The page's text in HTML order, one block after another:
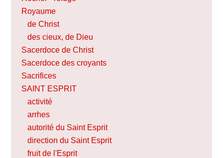
Royaume
de Christ
des cieux, de Dieu
Sacerdoce de Christ
Sacerdoce des croyants
Sacrifices
SAINT ESPRIT
activité
arrhes
autorité du Saint Esprit
direction du Saint Esprit
fruit de l'Esprit